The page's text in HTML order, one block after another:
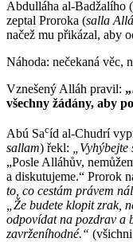
Abdulláha al-Badžalího
zeptal Proroka (salla
načež mu přikázal, aby
Náhoda: nečekaná věc,
Vznešený Alláh pravil:
všechny žádány, aby
Abú Sacíd al-Chudrí
sallam) řekl:
„Posle Alláhův,
a diskutujeme.“ Prorok
to, co cestám právem
„Že budete klopit zrak,
odpovídat na pozdrav a
zavrženíhodné.“